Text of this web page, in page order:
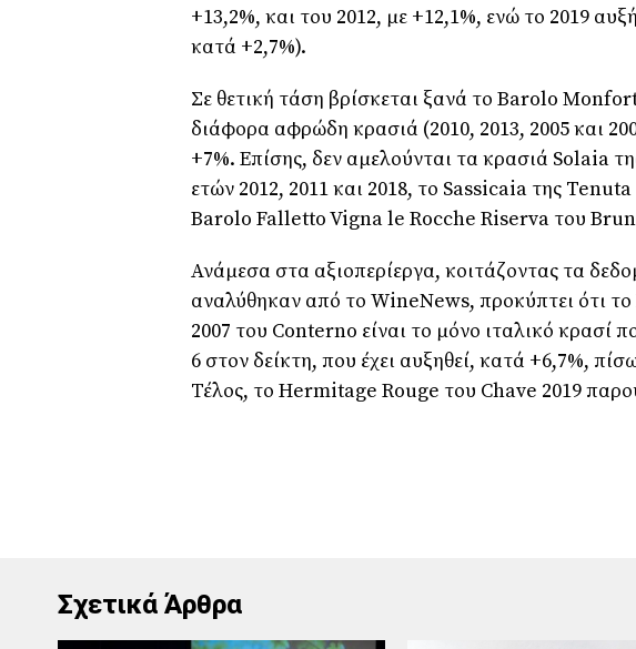
+13,2%, και του 2012, με +12,1%, ενώ το 2019
κατά +2,7%).
Σε θετική τάση βρίσκεται ξανά το Barolo
διάφορα αφρώδη κρασιά (2010, 2013, 2005 και
+7%. Επίσης, δεν αμελούνται τα κρασιά Solaia
ετών 2012, 2011 και 2018, το Sassicaia της
Barolo Falletto Vigna le Rocche Riserva του
Ανάμεσα στα αξιοπερίεργα, κοιτάζοντας τα
αναλύθηκαν από το WineNews, προκύπτει ότι
2007 του Conterno είναι το μόνο ιταλικό κρασί
6 στον δείκτη, που έχει αυξηθεί, κατά +6,7%,
Τέλος, το Hermitage Rouge του Chave 2019
Σχετικά Άρθρα